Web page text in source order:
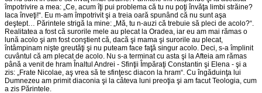
împotrivire a mea: „Ce, acum îţi pui problema că tu nu poţi învăţa limbi străine?
Iaca înveţi!“. Eu m-am împotrivit şi a treia oară spunând că nu sunt aşa
deştept… Părintele strigă la mine: „Mă, tu n-auzi că trebuie să pleci de acolo?“.
Realitatea a fost că surorile mele au plecat la Oradea, iar eu am mai rămas o
lună acolo şi am fost conştient că, dacă şi mama şi surorile au plecat,
întâmpinam nişte greutăţi şi nu puteam face faţă singur acolo. Deci, s-a împlinit
cuvântul că am plecat de acolo. Nu s-a terminat cu asta şi la Afteia am rămas
până a venit de hram Înaltul Andrei - Sfinţii Împăraţi Constantin şi Elena - şi a
zis: „Frate Nicolae, aş vrea să te sfinţesc diacon la hram“. Cu îngăduinţa lui
Dumnezeu am primit diaconia şi la câteva luni preoţia şi am facut Teologia, cum
a zis Părintele.